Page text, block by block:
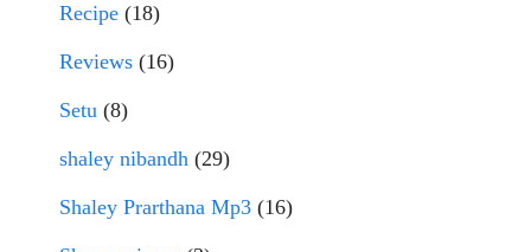
Recipe (18)
Reviews (16)
Setu (8)
shaley nibandh (29)
Shaley Prarthana Mp3 (16)